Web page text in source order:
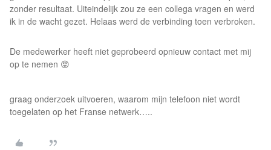
zonder resultaat. Uiteindelijk zou ze een collega vragen en werd
ik in de wacht gezet. Helaas werd de verbinding toen verbroken.
De medewerker heeft niet geprobeerd opnieuw contact met mij
op te nemen 😡
graag onderzoek uitvoeren, waarom mijn telefoon niet wordt
toegelaten op het Franse netwerk…..